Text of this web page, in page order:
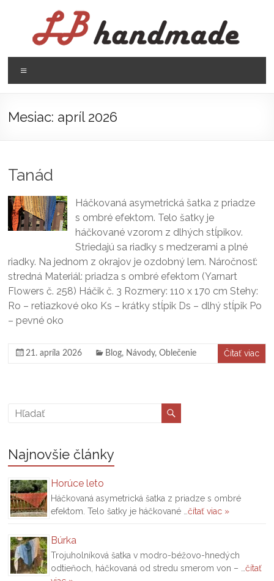
LB
handmade
háčkovanie
pletenie
Mesiac: apríl 2026
Tanád
Háčkovaná asymetrická šatka z priadze
s ombré efektom. Telo šatky je
háčkované vzorom z dlhých stĺpikov.
Striedajú sa riadky s medzerami a plné
riadky. Na jednom z okrajov je ozdobný lem. Náročnosť:
stredná Materiál: priadza s ombré efektom (Yarnart
Flowers č. 258) Háčik č. 3 Rozmery: 110 x 170 cm Stehy:
Ro – retiazkové oko Ks – krátky stĺpik Ds – dlhý stĺpik Po
– pevné oko
21. apríla 2026 Blog, Návody,Oblečenie Čítať viac
Najnovšie články
Horúce leto
Háčkovaná asymetrická šatka z priadze s ombré
efektom. Telo šatky je háčkované …čítať viac »
Búrka
Trojuholníková šatka v modro-béžovo-hnedých
odtieňoch, háčkovaná od stredu smerom von – …čítať